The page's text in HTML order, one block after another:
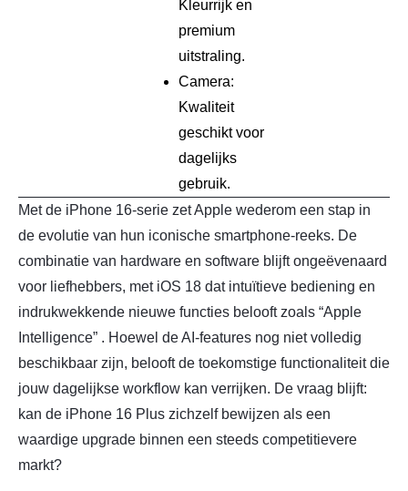
Kleurrijk en
premium
uitstraling.
Camera:
Kwaliteit
geschikt voor
dagelijks
gebruik.
Met de iPhone 16-serie zet Apple wederom een stap in
de evolutie van hun iconische smartphone-reeks. De
combinatie van hardware en software blijft ongeëvenaard
voor liefhebbers, met iOS 18 dat intuïtieve bediening en
indrukwekkende nieuwe functies belooft zoals “Apple
Intelligence” . Hoewel de AI-features nog niet volledig
beschikbaar zijn, belooft de toekomstige functionaliteit die
jouw dagelijkse workflow kan verrijken. De vraag blijft:
kan de iPhone 16 Plus zichzelf bewijzen als een
waardige upgrade binnen een steeds competitievere
markt?